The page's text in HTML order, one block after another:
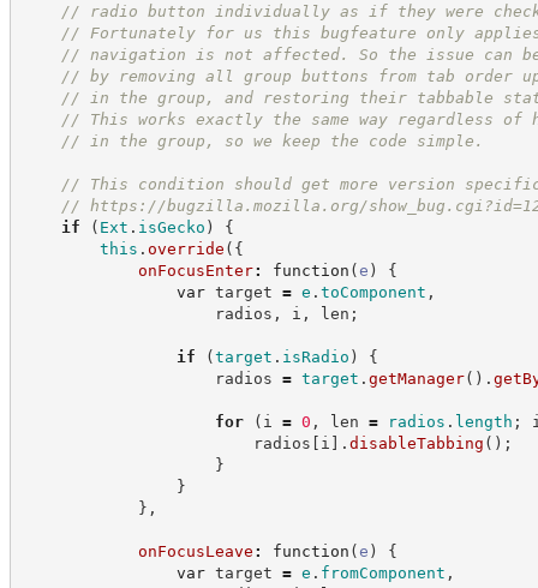
// radio button individually as if they were
// Fortunately for us this bugfeature only
// navigation is not affected. So the issue can
// by removing all group buttons from tab order
// in the group, and restoring their tabbable
// This works exactly the same way regardless of
// in the group, so we keep the code simple.
// This condition should get more version
//
https://bugzilla.mozilla.org/
if
( Ext . isGecko )
{
this . override ( {
onFocusEnter: function (e )
{
var target = e . toComponent ,
radios , i , len ;
if (target . isRadio )
{
radios = target . getManager( ) .
for ( i = 0 , len = radios . length ;
radios [ i ] . disableTabbing ( ) ;
}
}
} ,
onFocusLeave : function (e )
{
var target = e . fromComponent ,